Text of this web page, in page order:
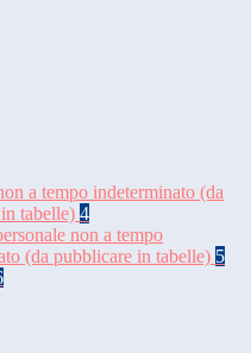
a tempo indeterminato (da
tabelle) 4
non a tempo
(da pubblicare in tabelle) 5